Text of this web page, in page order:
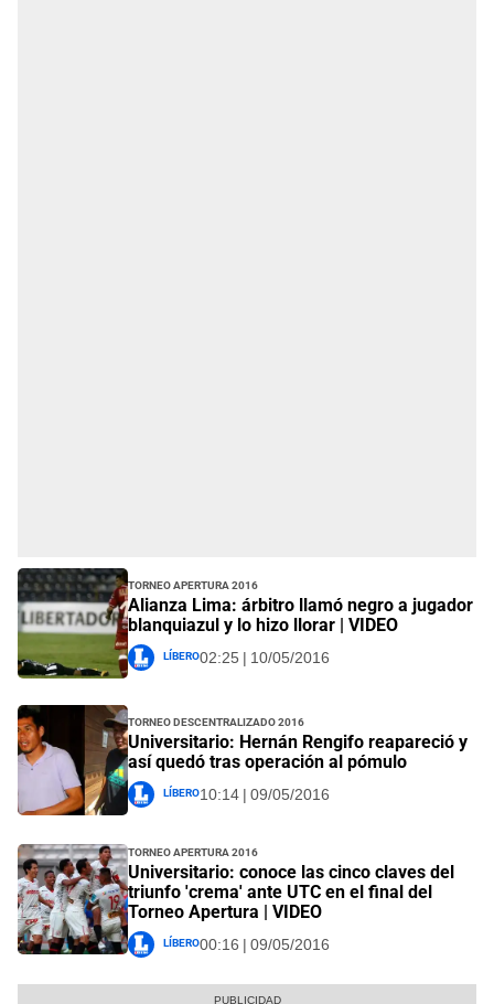
Torneo Apertura 2016
Alianza Lima: árbitro llamó negro a jugador
blanquiazul y lo hizo llorar | VIDEO
Líbero02:25 | 10/05/2016
Torneo Descentralizado 2016
Universitario: Hernán Rengifo reapareció y
así quedó tras operación al pómulo
Líbero10:14 | 09/05/2016
Torneo Apertura 2016
Universitario: conoce las cinco claves del
triunfo 'crema' ante UTC en el final del
Torneo Apertura | VIDEO
Líbero00:16 | 09/05/2016